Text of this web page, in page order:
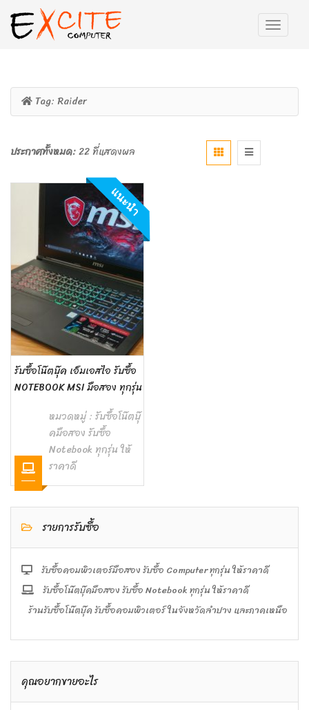
Tag: Raider
ประกาศทั้งหมด:22 ที่แสดงผล
แนะนำ
รับซื้อโน๊ตบุ๊ค เอ็มเอสไอ รับซื้อ
NOTEBOOK MSI มือสอง ทุกรุ่น
หมวดหมู่ : รับซื้อโน๊ตบุ๊
คมือสอง รับซื้อ
Notebook ทุกรุ่น ให้
ราคาดี
รายการรับซื้อ
รับซื้อคอมพิวเตอร์มือสอง รับซื้อ Computer ทุกรุ่น ให้ราคาดี
รับซื้อโน๊ตบุ๊คมือสอง รับซื้อ Notebook ทุกรุ่น ให้ราคาดี
ร้านรับซื้อโน๊ตบุ๊ค รับซื้อคอมพิวเตอร์ ในจังหวัดลำปาง และภาคเหนือ
คุณอยากขายอะไร